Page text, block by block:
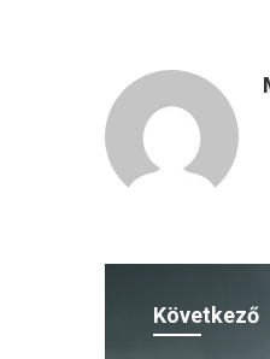
Következő